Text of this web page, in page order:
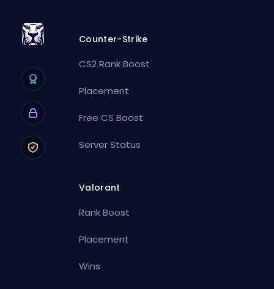
Counter-Strike
CS2 Rank Boost
Placement
Free CS Boost
Server Status
Valorant
Rank Boost
Placement
Wins